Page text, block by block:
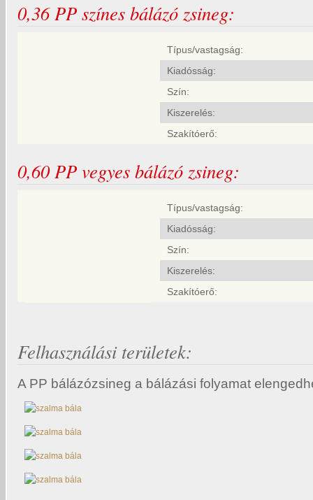
0,36 PP színes bálázó zsineg:
Típus/vastagság:
Kiadósság:
Szín:
Kiszerelés:
Szakítóerő:
0,60 PP vegyes bálázó zsineg:
Típus/vastagság:
Kiadósság:
Szín:
Kiszerelés:
Szakítóerő:
Felhasználási területek:
A PP bálázózsineg a bálázási folyamat